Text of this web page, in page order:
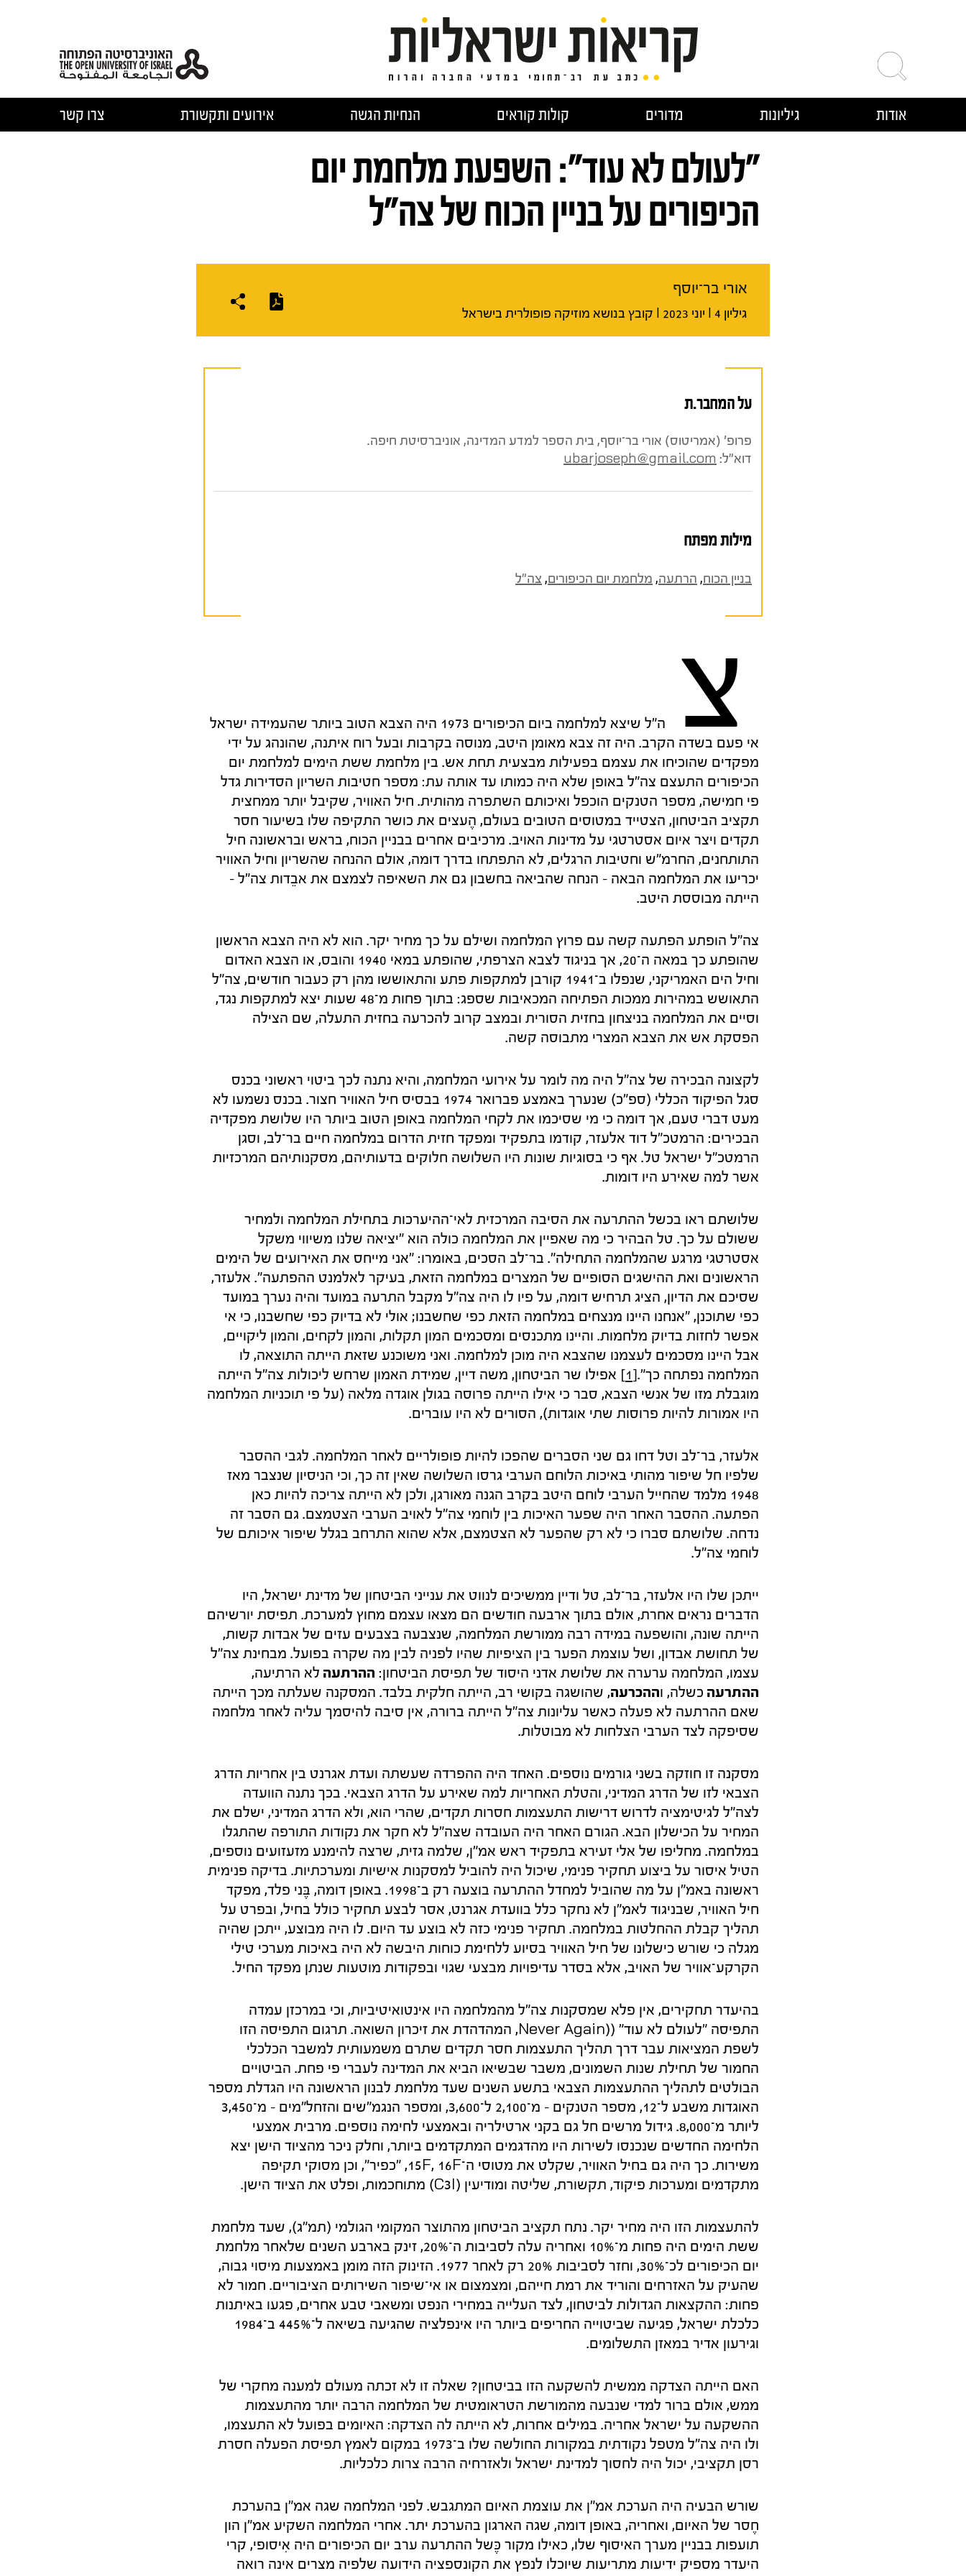
אודות גיליונות מדורים קולות קוראים הנחיות הגשה אירועים ותקשורת צרו קשר
"לעולם לא עוד": השפעת מלחמת יום
הכיפורים על בניין הכוח של צה"ל
אורי בר־יוסף
גיליון 4 I יוני 2023 I קובץ בנושא מוזיקה פופולרית בישראל
על המחבר.ת
פרופ' (אמריטוס) אורי בר־יוסף, בית הספר למדע המדינה, אוניברסיטת חיפה.
דוא"ל: ubarjoseph@gmail.com
מילות מפתח
בניין הכוח, הרתעה, מלחמת יום הכיפורים, צה"ל
צ
ה"ל שיצא למלחמה ביום הכיפורים 1973 היה הצבא הטוב ביותר שהעמידה ישראל
אי פעם בשדה הקרב. היה זה צבא מאומן היטב, מנוסה בקרבות ובעל רוח איתנה, שהונהג על ידי
מפקדים שהוכיחו את עצמם בפעילות מבצעית תחת אש. בין מלחמת ששת הימים למלחמת יום
הכיפורים התעצם צה"ל באופן שלא היה כמותו עד אותה עת: מספר חטיבות השריון הסדירות גדל
פי חמישה, מספר הטנקים הוכפל ואיכותם השתפרה מהותית. חיל האוויר, שקיבל יותר ממחצית
תקציב הביטחון, הצטייד במטוסים הטובים בעולם, הֶעצים את כושר התקיפה שלו בשיעור חסר
תקדים ויצר איום אסטרטגי על מדינות האויב. מרכיבים אחרים בבניין הכוח, בראש ובראשונה חיל
התותחנים, החרמ"ש וחטיבות הרגלים, לא התפתחו בדרך דומה, אולם ההנחה שהשריון וחיל האוויר
יכריעו את המלחמה הבאה – הנחה שהביאה בחשבון גם את השאיפה לצמצם את אבֵדות צה"ל –
הייתה מבוססת היטב.
צה"ל הופתע הפתעה קשה עם פרוץ המלחמה ושילם על כך מחיר יקר. הוא לא היה הצבא הראשון
שהופתע כך במאה ה־20, אך בניגוד לצבא הצרפתי, שהופתע במאי 1940 והובס, או הצבא האדום
וחיל הים האמריקני, שנפלו ב־1941 קורבן למתקפות פתע והתאוששו מהן רק כעבור חודשים, צה"ל
התאושש במהירות ממכות הפתיחה המכאיבות שספג: בתוך פחות מ־48 שעות יצא למתקפות נגד,
וסיים את המלחמה בניצחון בחזית הסורית ובמצב קרוב להכרעה בחזית התעלה, שם הצילה
הפסקת אש את הצבא המצרי מתבוסה קשה.
לקצונה הבכירה של צה"ל היה מה לומר על אירועי המלחמה, והיא נתנה לכך ביטוי ראשוני בכנס
סגל הפיקוד הכללי (ספ"כ) שנערך באמצע פברואר 1974 בבסיס חיל האוויר חצור. בכנס נשמעו לא
מעט דברי טעם, אך דומה כי מי שסיכמו את לקחי המלחמה באופן הטוב ביותר היו שלושת מפקדיה
הבכירים: הרמטכ"ל דוד אלעזר, קודמו בתפקיד ומפקד חזית הדרום במלחמה חיים בר־לב, וסגן
הרמטכ"ל ישראל טל. אף כי בסוגיות שונות היו השלושה חלוקים בדעותיהם, מסקנותיהם המרכזיות
אשר למה שאירע היו דומות.
שלושתם ראו בכשל ההתרעה את הסיבה המרכזית לאי־ההיערכות בתחילת המלחמה ולמחיר
ששולם על כך. טל הבהיר כי מה שאפיין את המלחמה כולה הוא "יציאה שלנו משיווי משקל
אסטרטגי מרגע שהמלחמה התחילה". בר־לב הסכים, באומרו: "אני מייחס את האירועים של הימים
הראשונים ואת ההישגים הסופיים של המצרים במלחמה הזאת, בעיקר לאלמנט ההפתעה". אלעזר,
שסיכם את הדיון, הציג תרחיש דומה, על פיו לו היה צה"ל מקבל התרעה במועד והיה נערך במועד
כפי שתוכנן, "אנחנו היינו מנצחים במלחמה הזאת כפי שחשבנו; אולי לא בדיוק כפי שחשבנו, כי אי
אפשר לחזות בדיוק מלחמות. והיינו מתכנסים ומסכמים המון תקלות, והמון לקחים, והמון ליקויים,
אבל היינו מסכמים לעצמנו שהצבא היה מוכן למלחמה. ואני משוכנע שזאת הייתה התוצאה, לו
המלחמה נפתחה כך".[1]
אפילו שר הביטחון, משה דיין, שמידת האמון שרחש ליכולות צה"ל הייתה
מוגבלת מזו של אנשי הצבא, סבר כי אילו הייתה פרוסה בגולן אוגדה מלאה (על פי תוכניות המלחמה
היו אמורות להיות פרוסות שתי אוגדות), הסורים לא היו עוברים.
אלעזר, בר־לב וטל דחו גם שני הסברים שהפכו להיות פופולריים לאחר המלחמה. לגבי ההסבר
שלפיו חל שיפור מהותי באיכות הלוחם הערבי גרסו השלושה שאין זה כך, וכי הניסיון שנצבר מאז
1948 מלמד שהחייל הערבי לוחם היטב בקרב הגנה מאורגן, ולכן לא הייתה צריכה להיות כאן
הפתעה. ההסבר האחר היה שפער האיכות בין לוחמי צה"ל לאויב הערבי הצטמצם. גם הסבר זה
נדחה. שלושתם סברו כי לא רק שהפער לא הצטמצם, אלא שהוא התרחב בגלל שיפור איכותם של
לוחמי צה"ל.
ייתכן שלו היו אלעזר, בר־לב, טל ודיין ממשיכים לנווט את ענייני הביטחון של מדינת ישראל, היו
הדברים נראים אחרת, אולם בתוך ארבעה חודשים הם מצאו עצמם מחוץ למערכת. תפיסת יורשיהם
הייתה שונה, והושפעה במידה רבה ממורשת המלחמה, שנצבעה בצבעים עזים של אבדות קשות,
של תחושת אבדון, ושל עוצמת הפער בין הציפיות שהיו לפניה לבין מה שקרה בפועל. מבחינת צה"ל
עצמו, המלחמה ערערה את שלושת אדני היסוד של תפיסת הביטחון: ההרתעה לא הרתיעה,
ההתרעה כשלה, וההכרעה, שהושגה בקושי רב, הייתה חלקית בלבד. המסקנה שעלתה מכך הייתה
שאם ההרתעה לא פעלה כאשר עליונות צה"ל הייתה ברורה, אין סיבה להיסמך עליה לאחר מלחמה
שסיפקה לצד הערבי הצלחות לא מבוטלות.
מסקנה זו חוזקה בשני גורמים נוספים. האחד היה ההפרדה שעשתה ועדת אגרנט בין אחריות הדרג
הצבאי לזו של הדרג המדיני, והטלת האחריות למה שאירע על הדרג הצבאי. בכך נתנה הוועדה
לצה"ל לגיטימציה לדרוש דרישות התעצמות חסרות תקדים, שהרי הוא, ולא הדרג המדיני, ישלם את
המחיר על הכישלון הבא. הגורם האחר היה העובדה שצה"ל לא חקר את נקודות התורפה שהתגלו
במלחמה. מחליפו של אלי זעירא בתפקיד ראש אמ"ן, שלמה גזית, שרצה להימנע מזעזועים נוספים,
הטיל איסור על ביצוע תחקיר פנימי, שיכול היה להוביל למסקנות אישיות ומערכתיות. בדיקה פנימית
ראשונה באמ"ן על מה שהוביל למחדל ההתרעה בוצעה רק ב־1998. באופן דומה, בֶּני פלד, מפקד
חיל האוויר, שבניגוד לאמ"ן לא נחקר כלל בוועדת אגרנט, אסר לבצע תחקיר כולל בחיל, ובפרט על
תהליך קבלת ההחלטות במלחמה. תחקיר פנימי כזה לא בוצע עד היום. לו היה מבוצע, ייתכן שהיה
מגלה כי שורש כישלונו של חיל האוויר בסיוע ללחימת כוחות היבשה לא היה באיכות מערכי טילי
הקרקע־אוויר של האויב, אלא בסדר עדיפויות מבצעי שגוי ובפקודות מוטעות שנתן מפקד החיל.
בהיעדר תחקירים, אין פלא שמסקנות צה"ל מהמלחמה היו אינטואיטיביות, וכי במרכזן עמדה
התפיסה "לעולם לא עוד" ((Never Again, המהדהדת את זיכרון השואה. תרגום התפיסה הזו
לשפת המציאות עבר דרך תהליך התעצמות חסר תקדים שתרם משמעותית למשבר הכלכלי
החמור של תחילת שנות השמונים, משבר שבשיאו הביא את המדינה לעברי פי פחת. הביטויים
הבולטים לתהליך ההתעצמות הצבאי בתשע השנים שעד מלחמת לבנון הראשונה היו הגדלת מספר
האוגדות משבע ל־12, מספר הטנקים – מ־2,100 ל־3,600, ומספר הנגמ"שים והזחל"מים – מ־3,450
ליותר מ־8,000. גידול מרשים חל גם בקני ארטילריה ובאמצעי לחימה נוספים. מרבית אמצעי
הלחימה החדשים שנכנסו לשירות היו מהדגמים המתקדמים ביותר, וחלק ניכר מהציוד הישן יצא
משירות. כך היה גם בחיל האוויר, שקלט את מטוסי ה־15F, 16F, "כפיר", וכן מסוקי תקיפה
מתקדמים ומערכות פיקוד, תקשורת, שליטה ומודיעין (C3I) מתוחכמות, ופלט את הציוד הישן.
להתעצמות הזו היה מחיר יקר. נתח תקציב הביטחון מהתוצר המקומי הגולמי (תמ"ג), שעד מלחמת
ששת הימים היה פחות מ־10% ואחריה עלה לסביבות ה־20%, זינק בארבע השנים שלאחר מלחמת
יום הכיפורים לכ־30%, וחזר לסביבות 20% רק לאחר 1977. הזינוק הזה מומן באמצעות מיסוי גבוה,
שהעיק על האזרחים והוריד את רמת חייהם, ומצמצום או אי־שיפור השירותים הציבוריים. חמור לא
פחות: ההקצאות הגדולות לביטחון, לצד העלייה במחירי הנפט ומשאבי טבע אחרים, פגעו באיתנות
כלכלת ישראל, פגיעה שביטוייה החריפים ביותר היו אינפלציה שהגיעה בשיאה ל־445% ב־1984
וגירעון אדיר במאזן התשלומים.
האם הייתה הצדקה ממשית להשקעה הזו בביטחון? שאלה זו לא זכתה מעולם למענה מחקרי של
ממש, אולם ברור למדי שנבעה מהמורשת הטראומטית של המלחמה הרבה יותר מהתעצמות
ההשקעה על ישראל אחריה. במילים אחרות, לא הייתה לה הצדקה: האיומים בפועל לא התעצמו,
ולו היה צה"ל מטפל נקודתית במקורות החולשה שלו ב־1973 במקום לאמץ תפיסת הפעלה חסרת
רסן תקציבי, יכול היה לחסוך למדינת ישראל ולאזרחיה הרבה צרות כלכליות.
שורש הבעיה היה הערכת אמ"ן את עוצמת האיום המתגבש. לפני המלחמה שגה אמ"ן בהערכת
חֶסר של האיום, ואחריה, באופן דומה, שגה הארגון בהערכת יתר. אחרי המלחמה השקיע אמ"ן הון
תועפות בבניין מערך האיסוף שלו, כאילו מקור כֶּשל ההתרעה ערב יום הכיפורים היה אִיסופי, קרי
היעדר מספיק ידיעות מתריעות שיוכלו לנפץ את הקונספציה הידועה שלפיה מצרים אינה רואה